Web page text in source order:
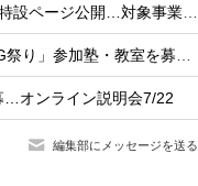
「こども性暴力防止法」特設ページ公開…対象事業者や防犯カメラ設置を解説
小学5-6年対象「英検ESG祭り」参加塾・教室を募集、受験料無料
…オンライン説明会7/22
編集部にメッセージを送る